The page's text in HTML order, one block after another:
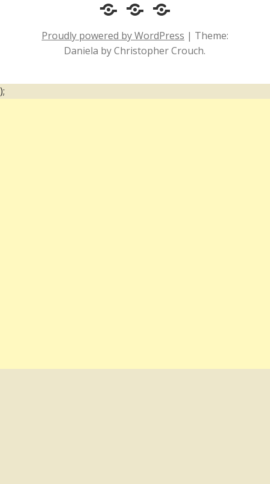
Cotidiano
Comportamento
Inclusão
e
Acessibilidade
Diário
um
surdo
Proudly powered by WordPress | Theme:
Daniela by Christopher Crouch.
);